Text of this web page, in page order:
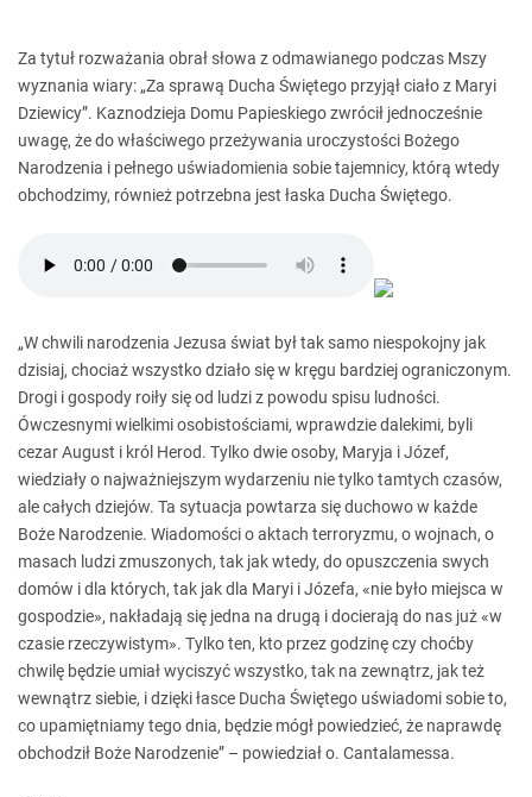
Za tytuł rozważania obrał słowa z odmawianego podczas Mszy
wyznania wiary: „Za sprawą Ducha Świętego przyjął ciało z Maryi
Dziewicy”. Kaznodzieja Domu Papieskiego zwrócił jednocześnie
uwagę, że do właściwego przeżywania uroczystości Bożego
Narodzenia i pełnego uświadomienia sobie tajemnicy, którą wtedy
obchodzimy, również potrzebna jest łaska Ducha Świętego.
„W chwili narodzenia Jezusa świat był tak samo niespokojny jak
dzisiaj, chociaż wszystko działo się w kręgu bardziej ograniczonym.
Drogi i gospody roiły się od ludzi z powodu spisu ludności.
Ówczesnymi wielkimi osobistościami, wprawdzie dalekimi, byli
cezar August i król Herod. Tylko dwie osoby, Maryja i Józef,
wiedziały o najważniejszym wydarzeniu nie tylko tamtych czasów,
ale całych dziejów. Ta sytuacja powtarza się duchowo w każde
Boże Narodzenie. Wiadomości o aktach terroryzmu, o wojnach, o
masach ludzi zmuszonych, tak jak wtedy, do opuszczenia swych
domów i dla których, tak jak dla Maryi i Józefa, «nie było miejsca w
gospodzie», nakładają się jedna na drugą i docierają do nas już «w
czasie rzeczywistym». Tylko ten, kto przez godzinę czy choćby
chwilę będzie umiał wyciszyć wszystko, tak na zewnątrz, jak też
wewnątrz siebie, i dzięki łasce Ducha Świętego uświadomi sobie to,
co upamiętniamy tego dnia, będzie mógł powiedzieć, że naprawdę
obchodził Boże Narodzenie” – powiedział o. Cantalamessa.